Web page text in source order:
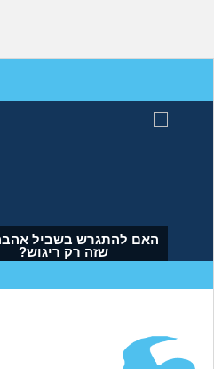
מה לעשות עם העובדה שאשתי
הרימה עליי ידיים?